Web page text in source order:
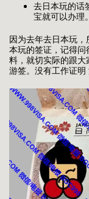
去日本玩的话
宝就可以办理
因为去年去日本玩
本玩的签证，记得
料，就切实际的跟
游签。没有工作证明